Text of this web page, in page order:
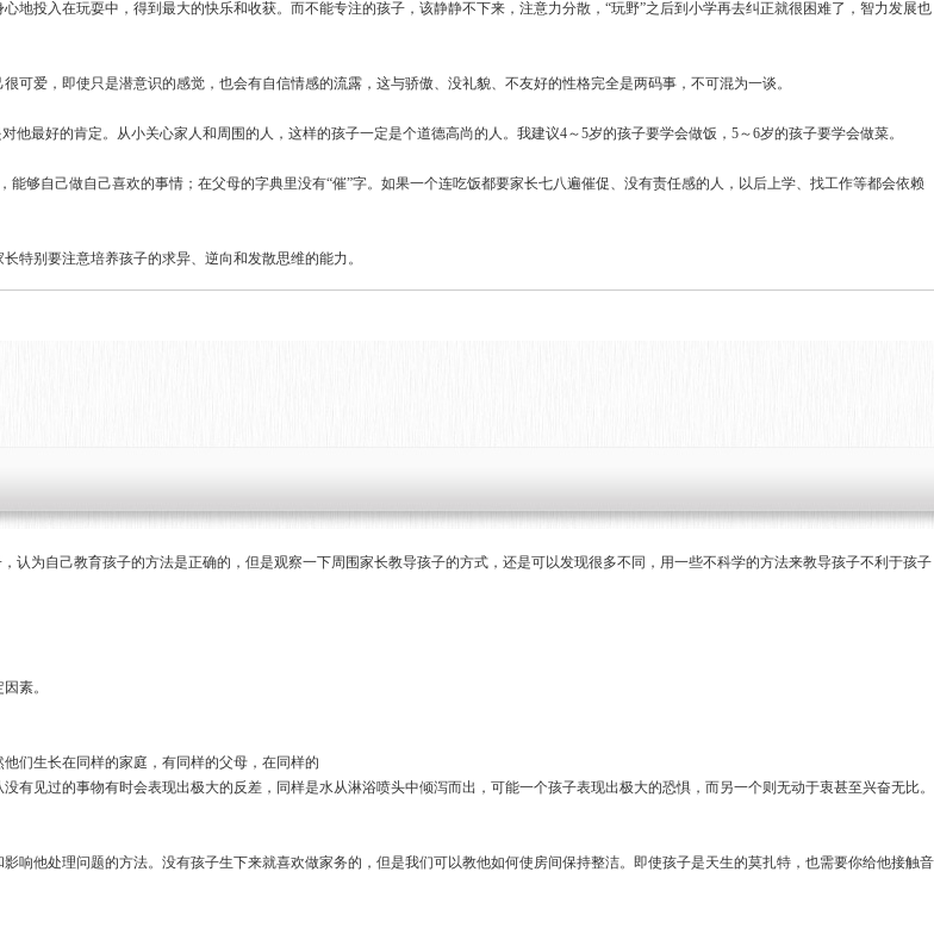
投入在玩耍中，得到最大的快乐和收获。而不能专注的孩子，该静静不下来，注意力分散，“玩野”之后到小学再去纠正就很困难了，智力发展也
爱，即使只是潜意识的感觉，也会有自信情感的流露，这与骄傲、没礼貌、不友好的性格完全是两码事，不可混为一谈。
最好的肯定。从小关心家人和周围的人，这样的孩子一定是个道德高尚的人。我建议4～5岁的孩子要学会做饭，5～6岁的孩子要学会做菜。
够自己做自己喜欢的事情；在父母的字典里没有“催”字。如果一个连吃饭都要家长七八遍催促、没有责任感的人，以后上学、找工作等都会依赖
特别要注意培养孩子的求异、逆向和发散思维的能力。
为自己教育孩子的方法是正确的，但是观察一下周围家长教导孩子的方式，还是可以发现很多不同，用一些不科学的方法来教导孩子不利于孩子
素。
们生长在同样的家庭，有同样的父母，在同样的
见过的事物有时会表现出极大的反差，同样是水从淋浴喷头中倾泻而出，可能一个孩子表现出极大的恐惧，而另一个则无动于衷甚至兴奋无比。
他处理问题的方法。没有孩子生下来就喜欢做家务的，但是我们可以教他如何使房间保持整洁。即使孩子是天生的莫扎特，也需要你给他接触音